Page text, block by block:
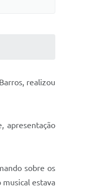
realizou
apresentação
sobre os
estava